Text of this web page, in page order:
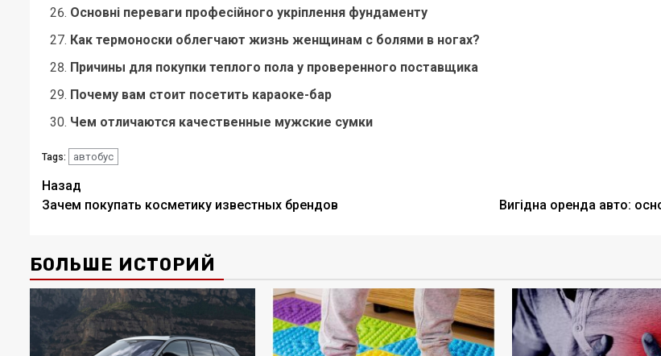
Основні переваги професійного укріплення фундаменту
Как термоноски облегчают жизнь женщинам с болями в ногах?
Причины для покупки теплого пола у проверенного поставщика
Почему вам стоит посетить караоке-бар
Чем отличаются качественные мужские сумки
Tags: автобус
Навигация
записи
Назад
Зачем покупать косметику известных брендов
Вигідна оренда авто:
БОЛЬШЕ ИСТОРИЙ